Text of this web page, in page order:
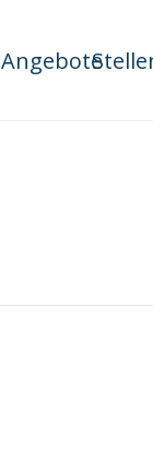
Angebote